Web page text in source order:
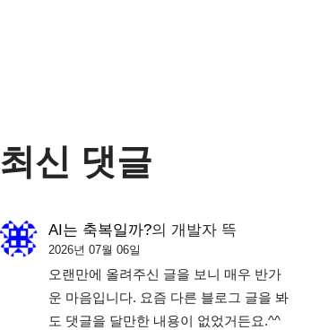
최신 댓글
AI는 축복일까?의 개발자 뜩
2026년 07월 06일
오랜만에 올려주신 글을 보니 매우 반가
운 마음입니다. 요즘 다른 블로그 글을 봐
도 댓글을 달만한 내용이 없었거든요.^^